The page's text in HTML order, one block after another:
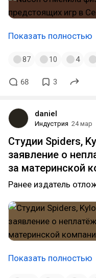
Показать полностью
87 10 4
68 3
daniel
Индустрия 24 мар
Студии Spiders,
заявление о
за материнской
Ранее издатель
Показать полностью